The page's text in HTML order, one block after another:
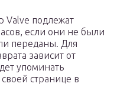
Valve подлежат
если они не были
переданы. Для
зависит от
упоминать
странице в